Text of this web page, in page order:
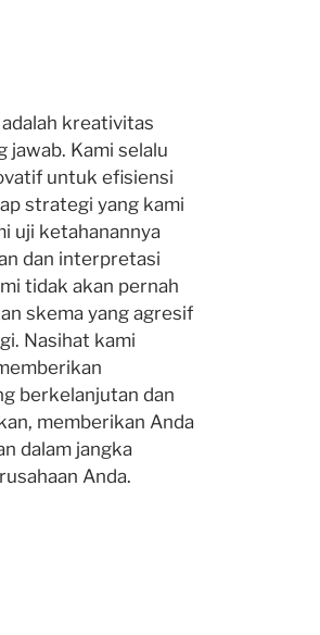
kreativitas
jawab. Kami selalu
untuk efisiensi
strategi yang kami
uji ketahanannya
dan interpretasi
tidak akan pernah
skema yang agresif
Nasihat kami
berkelanjutan dan
memberikan Anda
dalam jangka
Anda.